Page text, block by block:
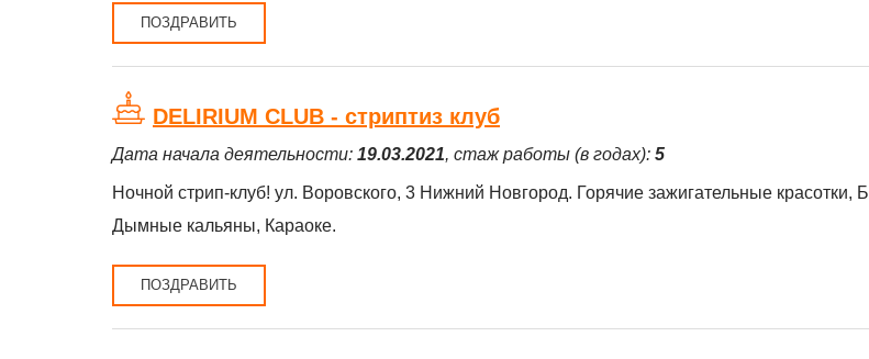
ПОЗДРАВИТЬ
DELIRIUM CLUB - стриптиз клуб
Дата начала деятельности: 19.03.2021, стаж работы (в годах): 5
Ночной стрип-клуб! ул. Воровского, 3 Нижний Новгород. Горячие зажигательные
Дымные кальяны, Караоке.
ПОЗДРАВИТЬ